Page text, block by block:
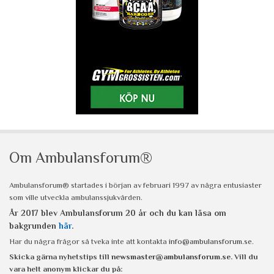
Om Ambulansforum®
Ambulansforum® startades i början av februari 1997 av några entusiaster
som ville utveckla ambulanssjukvården.
År 2017 blev Ambulansforum 20 år och du kan läsa om
bakgrunden här.
Har du några frågor så tveka inte att kontakta info@ambulansforum.se.
Skicka gärna nyhetstips till newsmaster@ambulansforum.se. Vill du
vara helt anonym klickar du på: